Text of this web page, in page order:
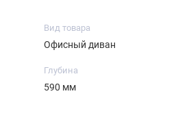
Вид товара
Офисный диван
Глубина
590 мм